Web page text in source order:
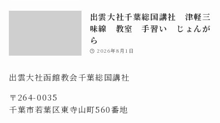
出雲大社千葉総国講社 津軽三
味線 教室 手習い じょんが
ら
2026年8月1日
出雲大社函館教会千葉総国講社
〒264-0035
千葉市若葉区東寺山町560番地